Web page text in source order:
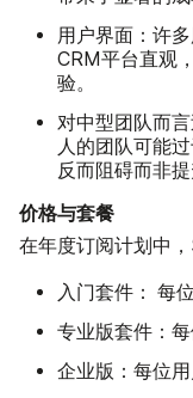
用户界面： 许
CRM平台直观
验。
对中型团队而言
人的团队可能
反而阻碍而非提
价格与套餐
在年度订阅计划中
入门套件： 每
专业版套件：
企业版： 每位用